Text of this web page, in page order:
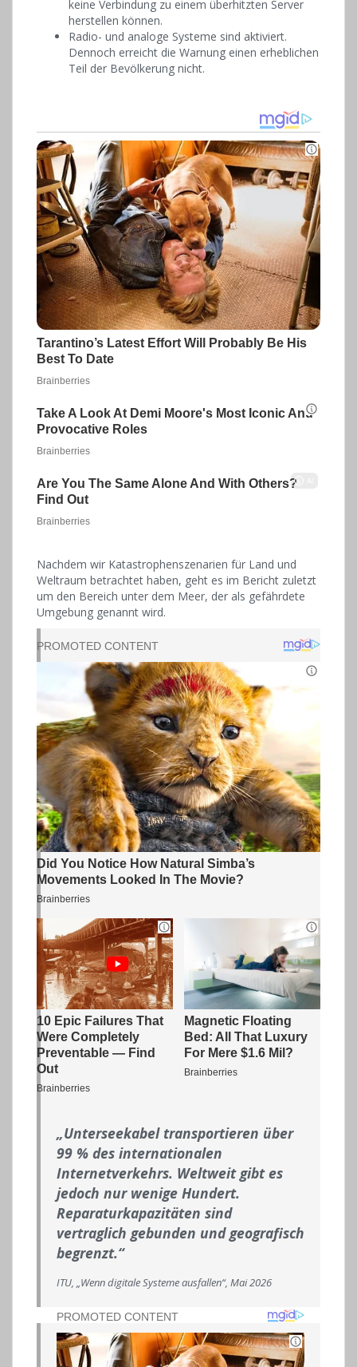
keine Verbindung zu einem überhitzten Server
herstellen können.
Radio- und analoge Systeme sind aktiviert.
Dennoch erreicht die Warnung einen erheblichen
Teil der Bevölkerung nicht.
Nachdem wir Katastrophenszenarien für Land und
Weltraum betrachtet haben, geht es im Bericht zuletzt
um den Bereich unter dem Meer, der als gefährdete
Umgebung genannt wird.
„Unterseekabel transportieren über
99 % des internationalen
Internetverkehrs. Weltweit gibt es
jedoch nur wenige Hundert.
Reparaturkapazitäten sind
vertraglich gebunden und geografisch
begrenzt.“
ITU, „Wenn digitale Systeme ausfallen“, Mai 2026